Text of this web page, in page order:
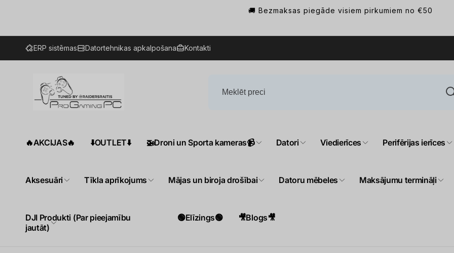
🚚 Bezmaksas piegāde visiem pirkumiem no €50
ERP sistēmas Datortehnikas apkalpošana Kontakti
🔥AKCIJAS🔥 ⬇️OUTLET⬇️ 🚁Droni un Sporta kameras📹 Datori Viedierīces Perifērijas ierīces
Aksesuāri Tīkla aprīkojums Mājas un biroja drošībai Datoru mēbeles Maksājumu termināļi
DJI Produkti (Par pieejamību
jautāt)
🟢Elīzings🟢 🎥Blogs🎥